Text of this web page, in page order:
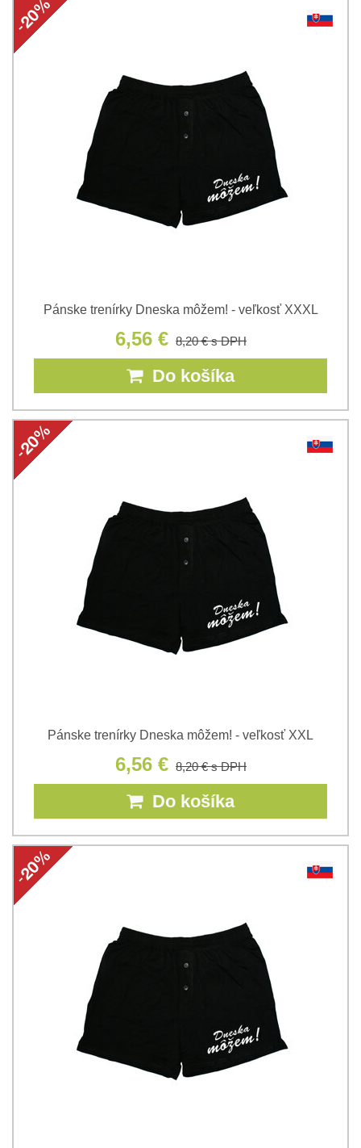
Pánske trenírky Dneska môžem! - veľkosť XXXL
6,56 € 8,20 €s DPH
Do košíka
Pánske trenírky Dneska môžem! - veľkosť XXL
6,56 € 8,20 €s DPH
Do košíka